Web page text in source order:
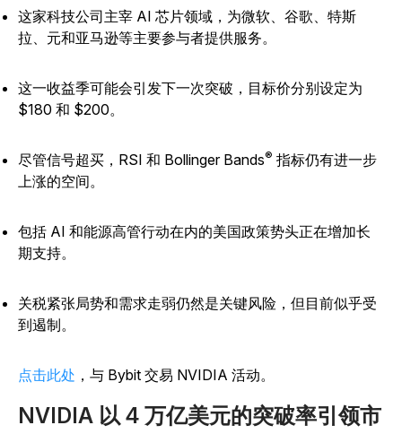
这家科技公司主宰 AI 芯片领域，为微软、谷歌、特斯
拉、元和亚马逊等主要参与者提供服务。
这一收益季可能会引发下一次突破，目标价分别设定为
$180 和 $200。
尽管信号超买，RSI 和 Bollinger Bands® 指标仍有进一步
上涨的空间。
包括 AI 和能源高管行动在内的美国政策势头正在增加长
期支持。
关税紧张局势和需求走弱仍然是关键风险，但目前似乎受
到遏制。
点击此处 ，与 Bybit 交易 NVIDIA 活动。
NVIDIA 以 4 万亿美元的突破率引领市